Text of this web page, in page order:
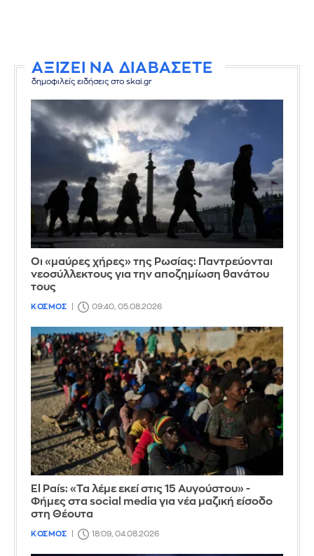
ΑΞΙΖΕΙ ΝΑ ΔΙΑΒΑΣΕΤΕ
δημοφιλείς ειδήσεις στο skai.gr
Οι «μαύρες χήρες» της Ρωσίας: Παντρεύονται
νεοσύλλεκτους για την αποζημίωση θανάτου
τους
ΚΟΣΜΟΣ 09:40, 05.08.2026
El País: «Τα λέμε εκεί στις 15 Αυγούστου» -
Φήμες στα social media για νέα μαζική είσοδο
στη Θέουτα
ΚΟΣΜΟΣ 18:09, 04.08.2026